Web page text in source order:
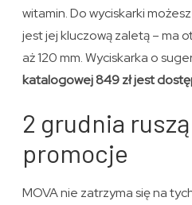
witamin. Do wyciskarki
jest jej kluczową zaletą – ma
aż 120 mm. Wyciskarka o
katalogowej 849 zł jest
2 grudnia
promocje
MOVA nie zatrzyma się na